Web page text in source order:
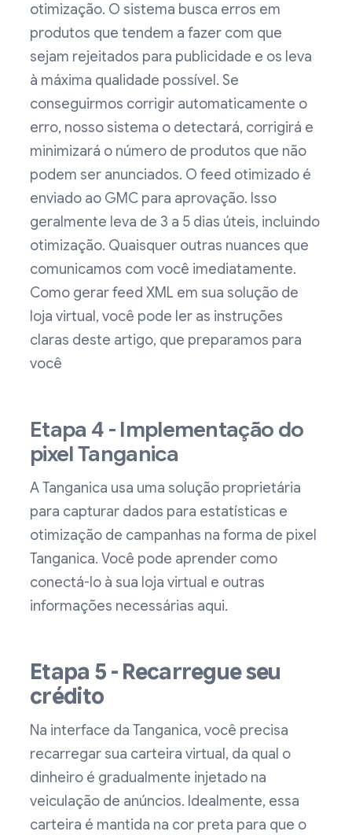
otimização. O sistema busca erros em
produtos que tendem a fazer com que
sejam rejeitados para publicidade e os leva
à máxima qualidade possível. Se
conseguirmos corrigir automaticamente o
erro, nosso sistema o detectará, corrigirá e
minimizará o número de produtos que não
podem ser anunciados. O feed otimizado é
enviado ao GMC para aprovação. Isso
geralmente leva de 3 a 5 dias úteis, incluindo
otimização. Quaisquer outras nuances que
comunicamos com você imediatamente.
Como gerar feed XML em sua solução de
loja virtual, você pode ler as instruções
claras deste artigo, que preparamos para
você
Etapa 4 - Implementação do
pixel Tanganica
A Tanganica usa uma solução proprietária
para capturar dados para estatísticas e
otimização de campanhas na forma de pixel
Tanganica. Você pode aprender como
conectá-lo à sua loja virtual e outras
informações necessárias aqui.
Etapa 5 - Recarregue seu
crédito
Na interface da Tanganica, você precisa
recarregar sua carteira virtual, da qual o
dinheiro é gradualmente injetado na
veiculação de anúncios. Idealmente, essa
carteira é mantida na cor preta para que o